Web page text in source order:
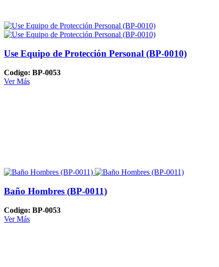
Use Equipo de Protección Personal (BP-0010)
Codigo: BP-0053
Ver Más
Baño Hombres (BP-0011)
Codigo: BP-0053
Ver Más